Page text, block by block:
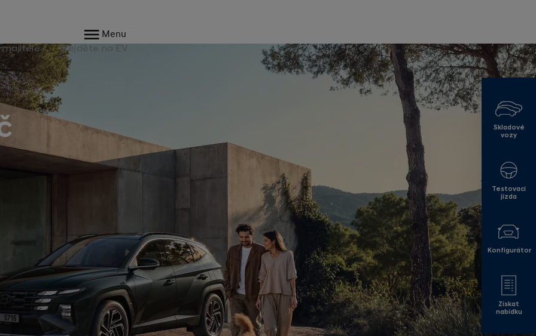
majitele Přejděte na EV
Menu
Skladové
vozy
Testovací
jízda
Konfigurátor
Získat
nabídku